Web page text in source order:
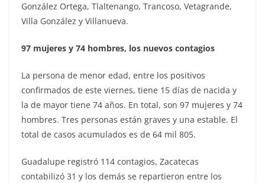
González Ortega, Tlaltenango, Trancoso, Vetagrande,
Villa González y Villanueva.
97 mujeres y 74 hombres, los nuevos contagios
La persona de menor edad, entre los positivos
confirmados de este viernes, tiene 15 días de nacida y
la de mayor tiene 74 años. En total, son 97 mujeres y 74
hombres. Tres personas están graves y una estable. El
total de casos acumulados es de 64 mil 805.
Guadalupe registró 114 contagios, Zacatecas
contabilizó 31 y los demás se repartieron entre los